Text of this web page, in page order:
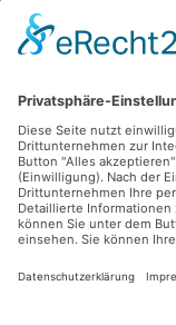
Vertrag widerrufen
Zahlungsarten
Sicher Einkaufen
Ladengeschäft
Newsletter